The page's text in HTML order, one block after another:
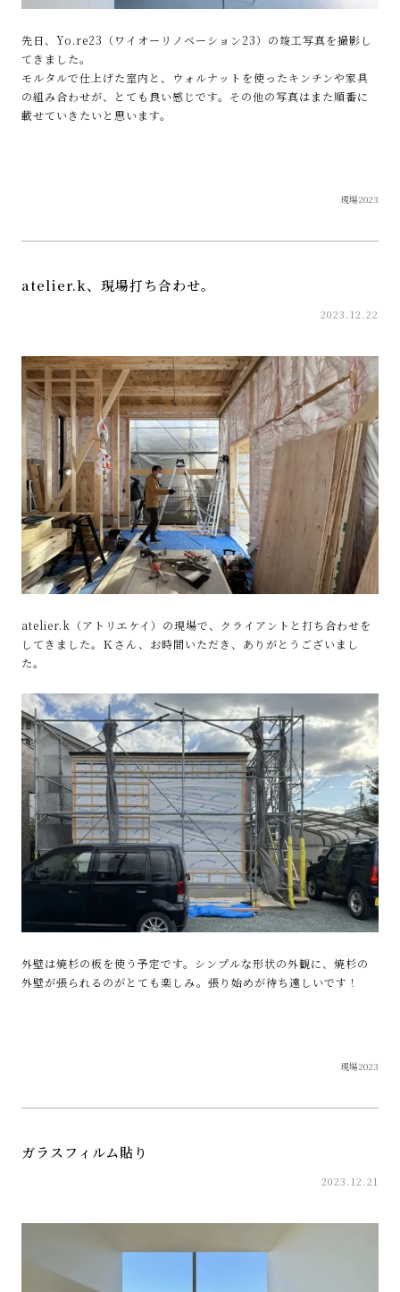
先日、Yo.re23（ワイオーリノベーション23）の竣工写真を撮影し
てきました。
モルタルで仕上げた室内と、ウォルナットを使ったキンチンや家具
の組み合わせが、とても良い感じです。その他の写真はまた順番に
載せていきたいと思います。
現場2023
atelier.k、現場打ち合わせ。
2023.12.22
atelier.k（アトリエケイ）の現場で、クライアントと打ち合わせを
してきました。Ｋさん、お時間いただき、ありがとうございまし
た。
外壁は焼杉の板を使う予定です。シンプルな形状の外観に、焼杉の
外壁が張られるのがとても楽しみ。張り始めが待ち遠しいです！
現場2023
ガラスフィルム貼り
2023.12.21